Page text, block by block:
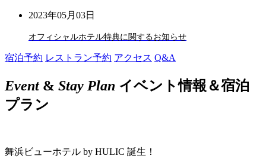
2023年05月03日
オフィシャルホテル特典に関するお知らせ
宿泊予約 レストラン予約 アクセス Q&A
Event& Stay Plan イベント情報＆宿泊
プラン
舞浜ビューホテル by HULIC 誕生！